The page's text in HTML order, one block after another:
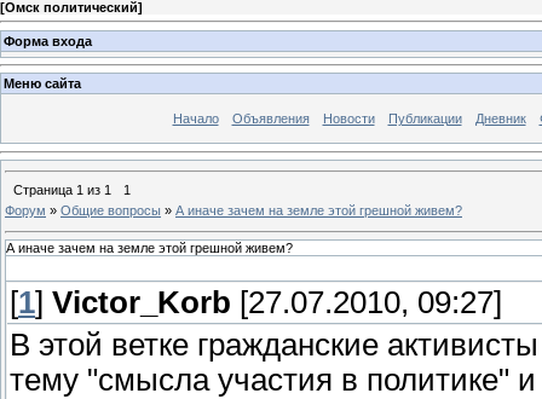
[Омск политический]
Форма входа
Меню сайта
Начало Объявления Новости Публикации Дневник
Страница 1 из 1
1
Форум » Общие вопросы » А иначе зачем на земле этой грешной живем?
А иначе зачем на земле этой грешной живем?
[1] Victor_Korb [27.07.2010, 09:27]
В этой ветке гражданские
тему "смысла участия в политике"